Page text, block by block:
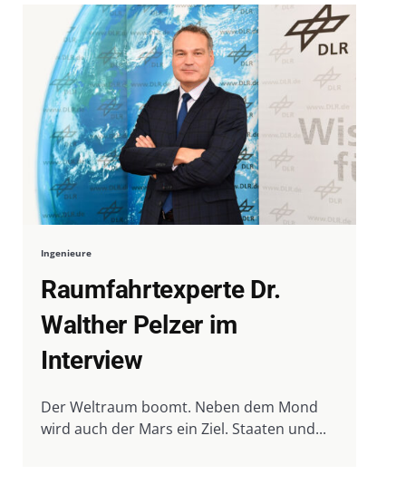
Ingenieure
Raumfahrtexperte Dr.
Walther Pelzer im
Interview
Der Weltraum boomt. Neben dem Mond
wird auch der Mars ein Ziel. Staaten und...